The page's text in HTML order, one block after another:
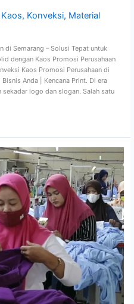
Kaos, Konveksi, Material
di Semarang – Solusi Tepat untuk
dengan Kaos Promosi Perusahaan
Kaos Promosi Perusahaan di
Anda | Kencana Print. Di era
logo dan slogan. Salah satu